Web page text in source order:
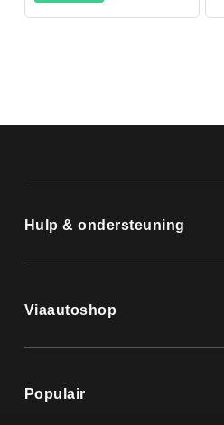
Hulp & ondersteuning
Viaautoshop
Populair